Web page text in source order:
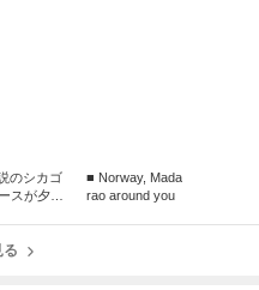
のシカゴ
スが夕暮
■ Norway, Mada
rao around you
る